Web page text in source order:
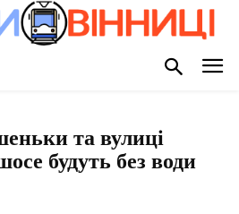
та вулиці
будуть без води